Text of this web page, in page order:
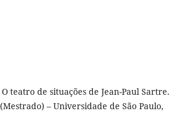
teatro de situações de Jean-Paul Sartre.
– Universidade de São Paulo,